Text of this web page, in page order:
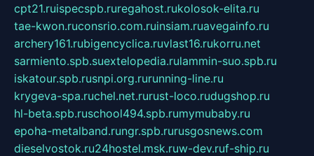
cpt21.ruispecspb.ruregahost.rukolosok-elita.ru
tae-kwon.ruconsrio.com.ruinsiam.ruavegainfo.ru
archery161.rubigencyclica.ruvlast16.rukorru.net
sarmiento.spb.suextelopedia.rulammin-suo.spb.ru
iskatour.spb.rusnpi.org.rurunning-line.ru
krygeva-spa.ruchel.net.rurust-loco.rudugshop.ru
hl-beta.spb.ruschool494.spb.rumymubaby.ru
epoha-metalband.rungr.spb.rurusgosnews.com
dieselvostok.ru24hostel.msk.ruw-dev.ruf-ship.ru